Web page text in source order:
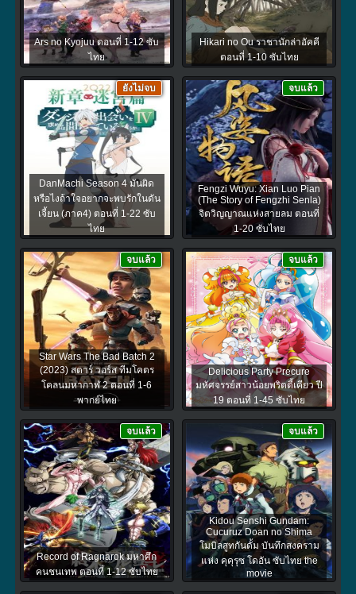
Ars no Kyojuu ตอนที่ 1-12 ซับ
ไทย
Hikari no Ou ราชานักล่าอัคคี
ตอนที่ 1-10 ซับไทย
DanMachi Season 4 มันผิด
หรือไงถ้าใจอยากจะพบรักในดัน
เจี้ยน (ภาค4) ตอนที่ 1-22 ซับ
ไทย
ยังไม่จบ
Fengzi Wuyu: Xian Luo Pian
(The Story of Fengzhi Senla)
จิตวิญญาณแห่งสายลม ตอนที่
1-20 ซับไทย
จบแล้ว
Star Wars The Bad Batch 2
(2023) สตาร์ วอร์ส ทีมโคตร
โคลนมหากาฬ 2 ตอนที่ 1-6
พากย์ไทย
จบแล้ว
Delicious Party Precure
มหัศจรรย์สาวน้อยพริตตี้เคียว ปี
19 ตอนที่ 1-45 ซับไทย
จบแล้ว
Record of Ragnarok มหาศึก
คนชนเทพ ตอนที่ 1-12 ซับไทย
จบแล้ว
Kidou Senshi Gundam:
Cucuruz Doan no Shima
โมบิลสูทกันดั้ม บันทึกสงคราม
แห่ง คุคุรุซ โดอัน ซับไทย the
movie
จบแล้ว